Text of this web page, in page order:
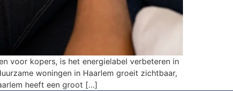
voor kopers, is het energielabel verbeteren in
woningen in Haarlem groeit zichtbaar,
heeft een groot […]